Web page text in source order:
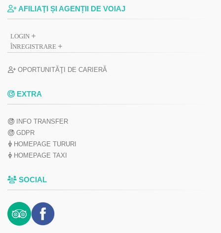
AFILIAŢI ȘI AGENȚII DE VOIAJ
LOGIN
ÎNREGISTRARE
OPORTUNITĂŢI DE CARIERĂ
EXTRA
INFO TRANSFER
GDPR
HOMEPAGE TURURI
HOMEPAGE TAXI
SOCIAL